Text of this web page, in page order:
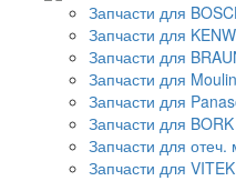
Запчасти для
Запчасти для
Запчасти для
Запчасти для
Запчасти для
Запчасти для
Запчасти для отеч.
Запчасти для VITEK